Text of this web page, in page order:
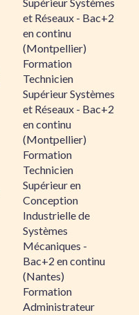
et Réseaux - Bac+2
en continu
(Montpellier)
Formation
Technicien
Supérieur Systèmes
et Réseaux - Bac+2
en continu
(Montpellier)
Formation
Technicien
Supérieur en
Conception
Industrielle de
Systèmes
Mécaniques -
Bac+2 en continu
(Nantes)
Formation
Administrateur